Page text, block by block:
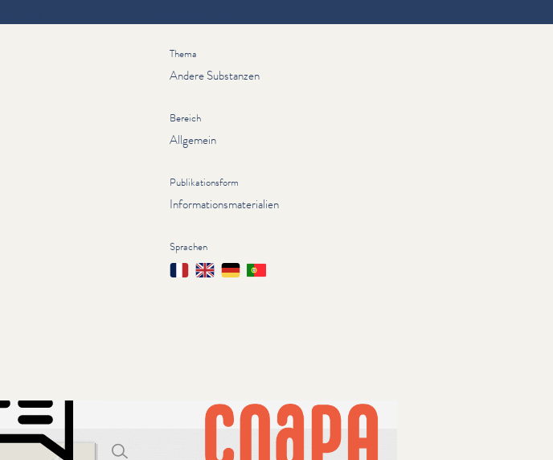
Thema
Andere Substanzen
Bereich
Allgemein
Publikationsform
Informationsmaterialien
Sprachen
FrançaisEnglishDeutschPortuguês